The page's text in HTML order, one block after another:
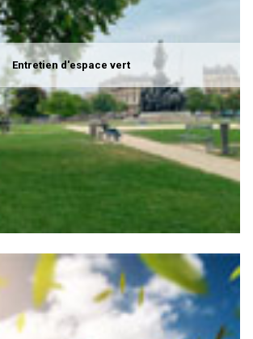
Entretien d'espace vert